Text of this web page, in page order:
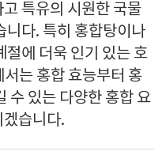
특유의 시원한 국물
니다. 특히 홍합탕이나
절에 더욱 인기 있는 호
는 홍합 효능부터 홍
수 있는 다양한 홍합 요
겠습니다.